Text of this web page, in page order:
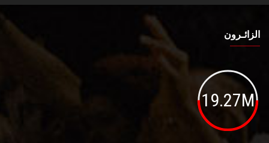
الزائـرون
19.27M